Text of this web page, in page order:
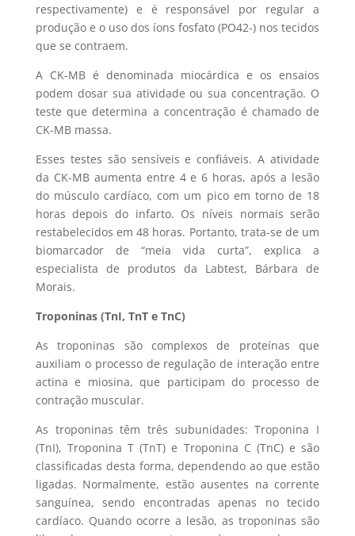
respectivamente) e é responsável por regular a
produção e o uso dos íons fosfato (PO42-) nos tecidos
que se contraem.
A CK-MB é denominada miocárdica e os ensaios
podem dosar sua atividade ou sua concentração. O
teste que determina a concentração é chamado de
CK-MB massa.
Esses testes são sensíveis e confiáveis. A atividade
da CK-MB aumenta entre 4 e 6 horas, após a lesão
do músculo cardíaco, com um pico em torno de 18
horas depois do infarto. Os níveis normais serão
restabelecidos em 48 horas. Portanto, trata-se de um
biomarcador de “meia vida curta”, explica a
especialista de produtos da Labtest, Bárbara de
Morais.
Troponinas (TnI, TnT e TnC)
As troponinas são complexos de proteínas que
auxiliam o processo de regulação de interação entre
actina e miosina, que participam do processo de
contração muscular.
As troponinas têm três subunidades: Troponina I
(TnI), Troponina T (TnT) e Troponina C (TnC) e são
classificadas desta forma, dependendo ao que estão
ligadas. Normalmente, estão ausentes na corrente
sanguínea, sendo encontradas apenas no tecido
cardíaco. Quando ocorre a lesão, as troponinas são